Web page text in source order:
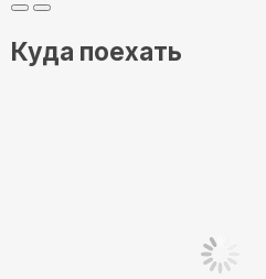
Куда поехать